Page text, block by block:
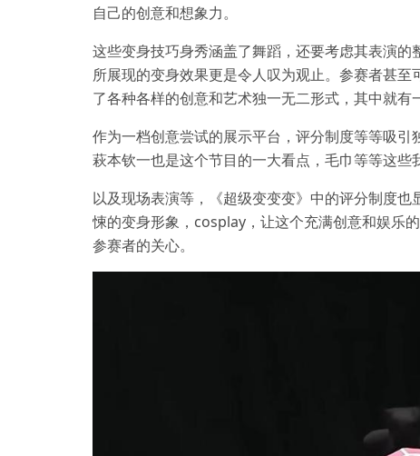
自己的创意和想象力。
这些变身技巧身秀涵盖了舞蹈，还要考虑其表演
所展现的变身效果更是令人叹为观止。参赛者甚
了各种各样的创意和艺术独一无二形式，其中就有
作为一档创意尝试的展示平台，评分制度等等吸
萩本钦一也是这个节目的一大看点，毛巾等等这些
以及现场表演等，《超级变变变》中的评分制度
悚的变身形象，cosplay，让这个充满创意和娱乐
参赛者的关心。